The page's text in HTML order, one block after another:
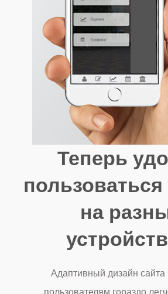
Теперь
на
Адаптивный дизайн сайта
пользователям гораздо